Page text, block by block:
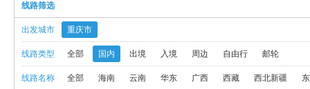
西藏火车 避暑游 直通车 福建火车 东北火车 山西内蒙
西北火车、汽车 西北飞机 国内 东北飞机 东北火车、汽车
九寨动车 国内10人内小包团 西沙 渝东北 广西-火车线
线路筛选
出发城市 重庆市
线路类型 全部 国内 出境 入境 周边 自由行 邮轮
线路名称 全部 海南 云南 华东 广西 西藏 西北新疆